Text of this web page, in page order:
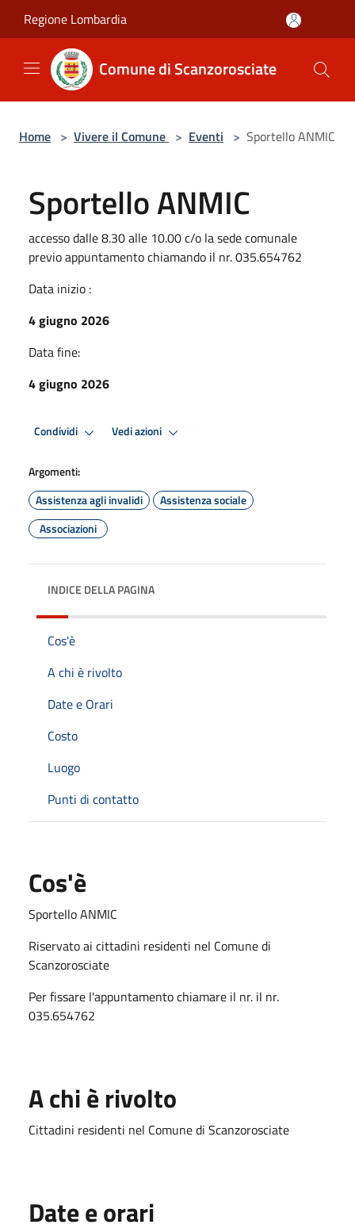
Regione Lombardia
Comune di Scanzorosciate
Home > Vivere il Comune > Eventi > Sportello ANMIC
Sportello ANMIC
accesso dalle 8.30 alle 10.00 c/o la sede comunale
previo appuntamento chiamando il nr. 035.654762
Data inizio :
4 giugno 2026
Data fine:
4 giugno 2026
Condividi Vedi azioni
Argomenti:
Assistenza agli invalidi
Assistenza sociale
Associazioni
INDICE DELLA PAGINA
Cos'è
A chi è rivolto
Date e Orari
Costo
Luogo
Punti di contatto
Cos'è
Sportello ANMIC
Riservato ai cittadini residenti nel Comune di
Scanzorosciate
Per fissare l'appuntamento chiamare il nr. il nr.
035.654762
A chi è rivolto
Cittadini residenti nel Comune di Scanzorosciate
Date e orari